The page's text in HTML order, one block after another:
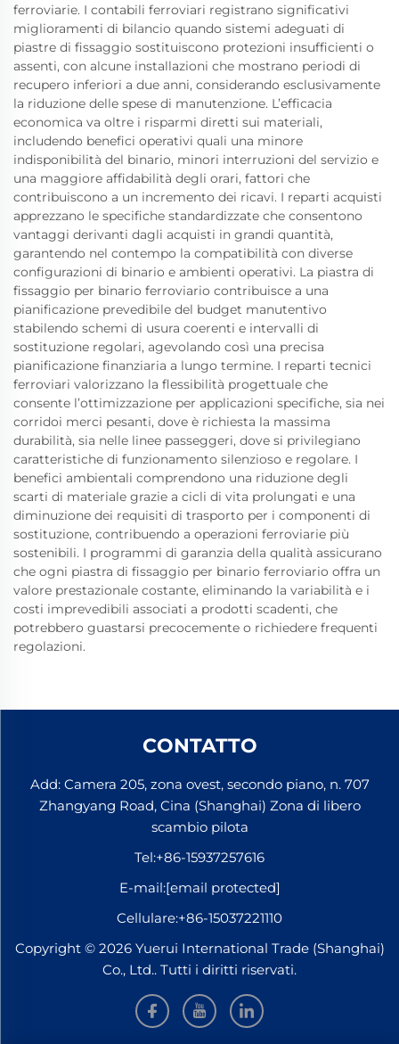
ferroviarie. I contabili ferroviari registrano significativi
miglioramenti di bilancio quando sistemi adeguati di
piastre di fissaggio sostituiscono protezioni insufficienti o
assenti, con alcune installazioni che mostrano periodi di
recupero inferiori a due anni, considerando esclusivamente
la riduzione delle spese di manutenzione. L’efficacia
economica va oltre i risparmi diretti sui materiali,
includendo benefici operativi quali una minore
indisponibilità del binario, minori interruzioni del servizio e
una maggiore affidabilità degli orari, fattori che
contribuiscono a un incremento dei ricavi. I reparti acquisti
apprezzano le specifiche standardizzate che consentono
vantaggi derivanti dagli acquisti in grandi quantità,
garantendo nel contempo la compatibilità con diverse
configurazioni di binario e ambienti operativi. La piastra di
fissaggio per binario ferroviario contribuisce a una
pianificazione prevedibile del budget manutentivo
stabilendo schemi di usura coerenti e intervalli di
sostituzione regolari, agevolando così una precisa
pianificazione finanziaria a lungo termine. I reparti tecnici
ferroviari valorizzano la flessibilità progettuale che
consente l’ottimizzazione per applicazioni specifiche, sia nei
corridoi merci pesanti, dove è richiesta la massima
durabilità, sia nelle linee passeggeri, dove si privilegiano
caratteristiche di funzionamento silenzioso e regolare. I
benefici ambientali comprendono una riduzione degli
scarti di materiale grazie a cicli di vita prolungati e una
diminuzione dei requisiti di trasporto per i componenti di
sostituzione, contribuendo a operazioni ferroviarie più
sostenibili. I programmi di garanzia della qualità assicurano
che ogni piastra di fissaggio per binario ferroviario offra un
valore prestazionale costante, eliminando la variabilità e i
costi imprevedibili associati a prodotti scadenti, che
potrebbero guastarsi precocemente o richiedere frequenti
regolazioni.
CONTATTO
Add: Camera 205, zona ovest, secondo piano, n. 707
Zhangyang Road, Cina (Shanghai) Zona di libero
scambio pilota
Tel:+86-15937257616
E-mail:[email protected]
Cellulare:+86-15037221110
Copyright © 2026 Yuerui International Trade (Shanghai)
Co., Ltd.. Tutti i diritti riservati.